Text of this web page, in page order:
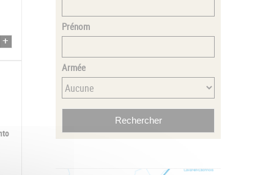
Prénom
Armée